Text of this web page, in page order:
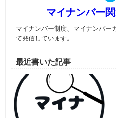
マイナンバー
マイナンバー制度、マイナンバー
て発信しています。
最近書いた記事